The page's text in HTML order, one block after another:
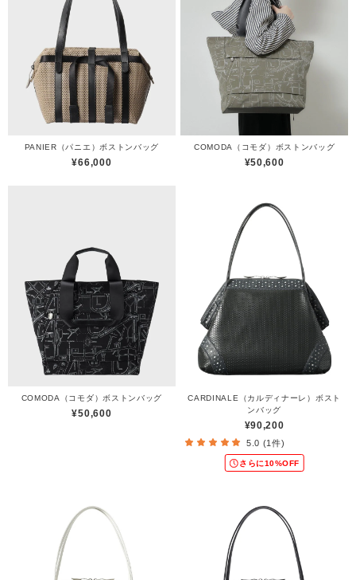
PANIER（パニエ）ボストンバッグ
¥66,000
COMODA（コモダ）ボストンバッグ
¥50,600
COMODA（コモダ）ボストンバッグ
¥50,600
CARDINALE（カルディナーレ）ボスト
ンバッグ
¥90,200
5.0 (1件)
さらに10%OFF